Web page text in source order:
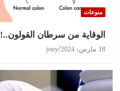
منوعات
الوقاية من سرطان القولون..!
18 مارس، 2024 jouy